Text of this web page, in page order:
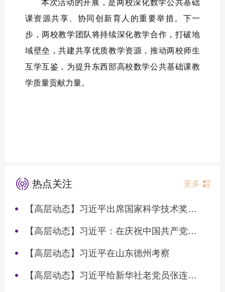
本次活动的开展，是两校深化数学公共基础
课资源共享、协同创新育人的重要举措。下一
步，两校教学团队将持续深化教学合作，打破地
域壁垒，共建共享优质教学资源，推动两校师生
互学互鉴，为提升东西部高校数学公共基础课教
学质量贡献力量。
热点关注 更多
【高层动态】习近平出席国家科学技术奖励大会两院院士大会中国科协第十一次全国代表大会并发表重要讲话
【高层动态】习近平：在庆祝中国共产党成立105周年大会上的讲话
【高层动态】习近平在山东德州考察
【高层动态】习近平给新华社老党员张连生回信强调 传承红色基因 在新征程上书写优异答卷